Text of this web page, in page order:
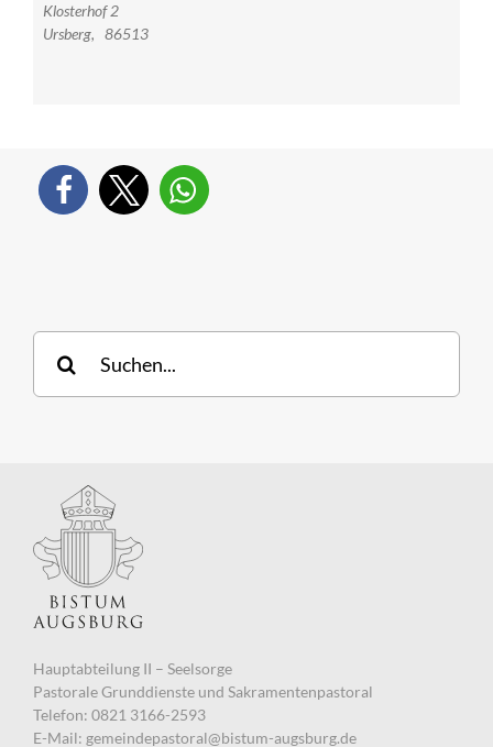
Klosterhof 2
Ursberg, 86513
nach:
Hauptabteilung II – Seelsorge
Pastorale Grunddienste und Sakramentenpastoral
Telefon: 0821 3166-2593
E-Mail: gemeindepastoral@bistum-augsburg.de